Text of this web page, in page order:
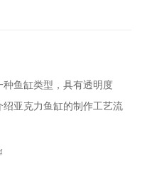
鱼缸类型，具有透明度
亚克力鱼缸的制作工艺流